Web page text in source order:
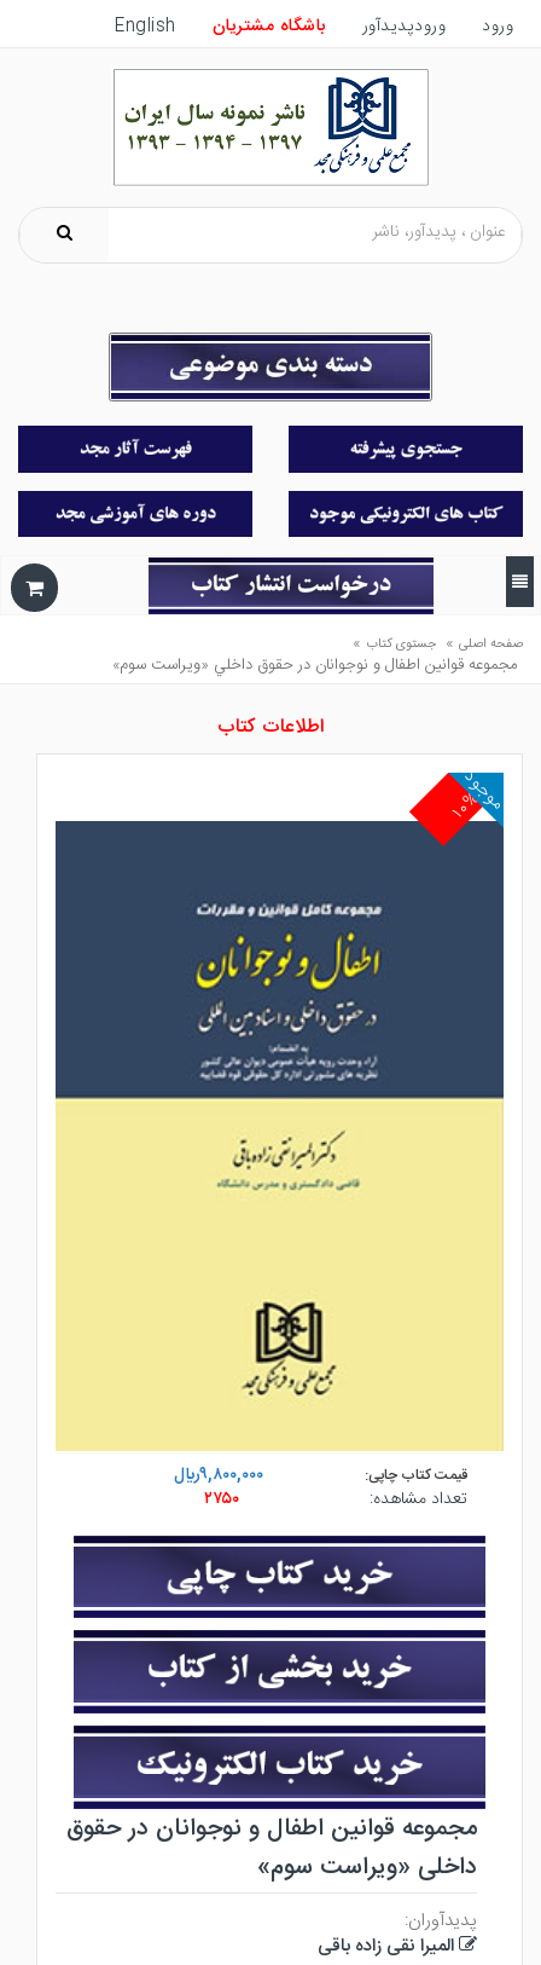
ورود ورودپدیدآور باشگاه مشتریان English
صفحه اصلی » جستوی کتاب »
مجموعه قوانين اطفال و نوجوانان در حقوق داخلي «ويراست سوم»
اطلاعات کتاب
۱۰%
موجود
قیمت کتاب چاپی:
۹,۸۰۰,۰۰۰ريال
تعداد مشاهده:
۲۷۵۰
مجموعه قوانین اطفال و نوجوانان در حقوق
داخلی «ویراست سوم»
پدیدآوران:
المیرا نقی زاده باقی